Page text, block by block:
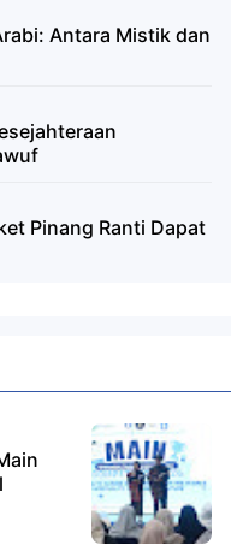
Antara Mistik dan
Pinang Ranti Dapat